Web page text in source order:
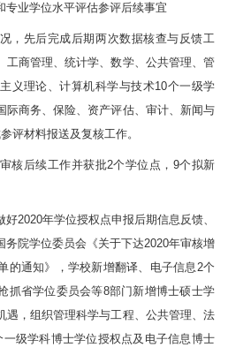
专业学位水平评估参评后续事宜
，先后完成后期两次数据核查与反馈工
工商管理、统计学、数学、公共管理、管
义理论、计算机科学与技术10个一级学
际商务、保险、资产评估、审计、新闻与
评材料报送及复核工作。
核后续工作并获批2个学位点，9个拟新
2020年学位授权点申报后期信息反馈、
务院学位委员会《关于下达2020年审核增
的通知》，学校新增翻译、电子信息2个
抓省学位委员会等8部门新增博士硕士学
遇，组织管理科学与工程、公共管理、法
级学科博士学位授权点及电子信息博士